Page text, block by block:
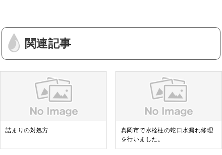
関連記事
詰まりの対処方
真岡市で水栓柱の蛇口水漏れ修理
を行いました。